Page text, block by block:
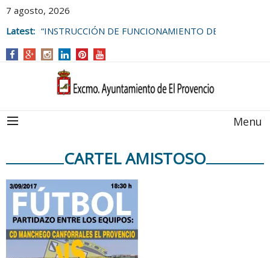
7 agosto, 2026
Latest: “INSTRUCCIÓN DE FUNCIONAMIENTO DE
AYUNTAMIENTO DE EL PROVENCIO
Menu
CARTEL AMISTOSO